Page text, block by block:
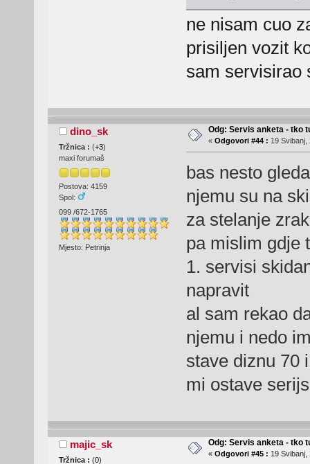
ne nisam cuo
prisiljen vozit
sam servisirao
dino_sk
Tržnica : (+3)
maxi forumaš
Postova: 4159
Spol:
099 /672-1765
Mjesto: Petrinja
Odg: Servis anketa - tko
« Odgovori #44 : 19 Svibanj,
bas nesto
njemu su na
za stelanje
pa mislim gdje
1. servisi
napravit
al sam rekao
njemu i nedo
stave diznu 70
mi ostave
majic_sk
Tržnica : (0)
Odg: Servis anketa - tko
« Odgovori #45 : 19 Svibanj,